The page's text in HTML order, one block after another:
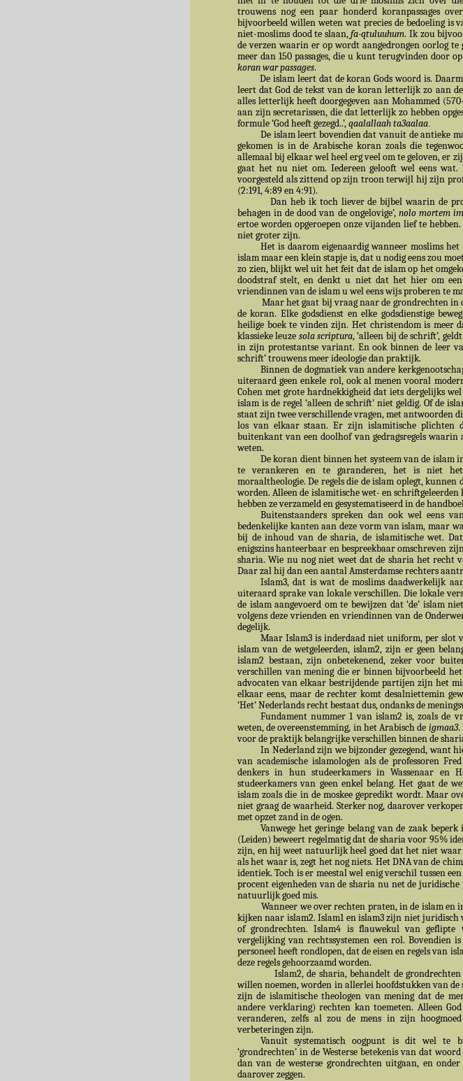
trouwens nog een paar honderd koranpassages
bijvoorbeeld willen weten wat precies de bedoeling is
niet-moslims dood te slaan,fa-qtuluuhum. Ik zou
de verzen waarin er op wordt aangedrongen oorlog te
meer dan 150 passages, die u kunt terugvinden door
koran war passages.
De islam leert dat de koran Gods woord is.
leert dat God de tekst van de koran letterlijk zo aan
alles letterlijk heeft doorgegeven aan Mohammed
aan zijn secretarissen, die dat letterlijk zo hebben
formule ‘God heeft gezegd..’,qaalallaah ta3aalaa.
De islam leert bovendien dat vanuit de antieke
gekomen is in de Arabische koran zoals die
allemaal bij elkaar wel heel erg veel om te geloven, er
gaat het nu niet om. Iedereen gelooft wel eens
voorgesteld als zittend op zijn troon terwijl hij zijn
(2:191, 4:89 en 4:91).
Dan heb ik toch liever de bijbel waarin de
behagen in de dood van de ongelovige’, nolo mortem
ertoe worden opgeroepen onze vijanden lief te
niet groter zijn.
Het is daarom eigenaardig wanneer moslims
islam maar een klein stapje is, dat u nodig eens zou
zo zien, blijkt wel uit het feit dat de islam op het
doodstraf stelt, en denkt u niet dat het hier om
vriendinnen van de islam u wel eens wijs proberen te
Maar het gaat bij vraag naar de grondrechten
de koran. Elke godsdienst en elke godsdienstige
heilige boek te vinden zijn. Het christendom is meer
klassieke leuze sola scriptura, ‘alleen bij de schrift’,
in zijn protestantse variant. En ook binnen de leer
schrift’ trouwens meer ideologie dan praktijk.
Binnen de dogmatiek van andere
uiteraard geen enkele rol, ook al menen vooral
Cohen met grote hardnekkigheid dat iets dergelijks
islam is de regel ‘alleen de schrift’ niet geldig. Of de
staat zijn twee verschillende vragen, met antwoorden
los van elkaar staan. Er zijn islamitische plichten
buitenkant van een doolhof van gedragsregels waarin
weten.
De koran dient binnen het systeem van de islam
te verankeren en te garanderen, het is niet
moraaltheologie. De regels die de islam oplegt,
worden. Alleen de islamitische wet- en schriftgeleerden
hebben ze verzameld en gesystematiseerd in de
Buitenstaanders spreken dan ook wel eens
bedenkelijke kanten aan deze vorm van islam, maar
bij de inhoud van de sharia, de islamitische wet.
enigszins hanteerbaar en bespreekbaar omschreven
sharia. Wie nu nog niet weet dat de sharia het recht
Daar zal hij dan een aantal Amsterdamse rechters
Islam3, dat is wat de moslims daadwerkelijk
uiteraard sprake van lokale verschillen. Die lokale
de islam aangevoerd om te bewijzen dat ‘de’ islam
volgens deze vrienden en vriendinnen van de
degelijk.
Maar Islam3 is inderdaad niet uniform, per slot
islam van de wetgeleerden, islam2, zijn er geen
islam2 bestaan, zijn onbetekenend, zeker voor
verschillen van mening die er binnen bijvoorbeeld
advocaten van elkaar bestrijdende partijen zijn het
elkaar eens, maar de rechter komt desalniettemin
‘Het’ Nederlands recht bestaat dus, ondanks de
Fundament nummer 1 van islam2 is, zoals de
weten, de overeenstemming, in het Arabisch de igmaa3.
voor de praktijk belangrijke verschillen binnen de
In Nederland zijn we bijzonder gezegend, want
van academische islamologen als de professoren
denkers in hun studeerkamers in Wassenaar en
studeerkamers van geen enkel belang. Het gaat de
islam zoals die in de moskee gepredikt wordt. Maar
niet graag de waarheid. Sterker nog, daarover
met opzet zand in de ogen.
Vanwege het geringe belang van de zaak
(Leiden) beweert regelmatig dat de sharia voor 95%
zijn, en hij weet natuurlijk heel goed dat het niet waar
als het waar is, zegt het nog niets. Het DNA van de
identiek. Toch is er meestal wel enig verschil tussen
procent eigenheden van de sharia nu net de
natuurlijk goed mis.
Wanneer we over rechten praten, in de islam en
kijken naar islam2. Islam1 en islam3 zijn niet
of grondrechten. Islam4 is flauwekul van geflipte
vergelijking van rechtssystemen een rol. Bovendien
personeel heeft rondlopen, dat de eisen en regels van
deze regels gehoorzaamd worden.
Islam2, de sharia, behandelt de grondrechten
willen noemen, worden in allerlei hoofdstukken van
zijn de islamitische theologen van mening dat de
andere verklaring) rechten kan toemeten. Alleen
veranderen, zelfs al zou de mens in zijn
verbeteringen zijn.
Vanuit systematisch oogpunt is dit wel te
‘grondrechten’ in de Westerse betekenis van dat
dan van de westerse grondrechten uitgaan, en
daarover zeggen.